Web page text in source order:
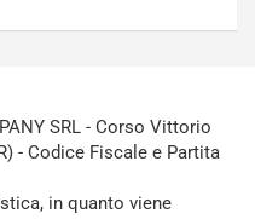
SRL - Corso Vittorio
- Codice Fiscale e Partita
in quanto viene